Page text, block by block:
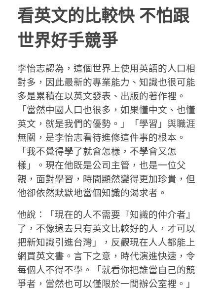
看英文的比較快 不怕跟
世界好手競爭
李怡志認為，這個世界上使用英語的人口相
對多，因此最新的專業能力、知識也很可能
多是累積在以英文發表、出版的著作裡。
「當然中國人口也很多，如果懂中文、也懂
英文，就是我們的優勢。」「學習」與職涯
無關，是李怡志看待進修這件事的根本。
「我不覺得學了就會怎樣，不學會又怎
樣」。現在他既是公司主管，也是一位父
親，面對學習，時間顯然變得更加珍貴，但
他卻依然默默地當個知識的渴求者。
他說：「現在的人不需要『知識的仲介者』
了，不像過去只有英文比較好的人，才可以
把新知識引進台灣」，反觀現在人人都能上
網買英文書。言下之意，時代演進快速，令
每個人不得不學。「就看你把誰當自己的競
爭者，當然也可以僅限於一間辦公室裡。」